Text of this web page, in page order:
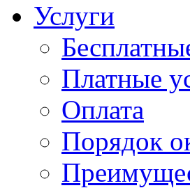
Услуги
Платные
Оплата
Порядок